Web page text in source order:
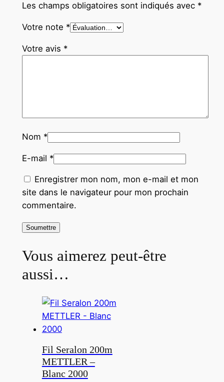
Les champs obligatoires sont indiqués avec *
Votre note *
Votre avis *
Nom *
E-mail *
Enregistrer mon nom, mon e-mail et mon
site dans le navigateur pour mon prochain
commentaire.
Vous aimerez peut-être
aussi…
Fil Seralon 200m
METTLER –
Blanc 2000